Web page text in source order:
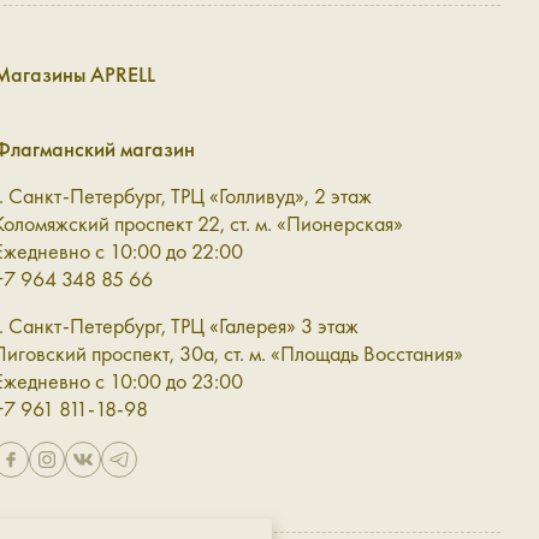
и с её формой. В интернет-магазине
размера станет красивым дополнением к любой
через плечо, чтобы равномерно распределить вес
сейчас, но в то же время ту, которая будет
в комплекте помогает держать самые важные
APRELL
магазин
Санкт-Петербург, ТРЦ «Голливуд», 2 этаж
проспект 22, ст. м. «Пионерская»
с 10:00 до 22:00
964 348 85 66
Санкт-Петербург, ТРЦ «Галерея» 3 этаж
проспект, 30а, ст. м. «Площадь Восстания»
с 10:00 до 23:00
961 811-18-98